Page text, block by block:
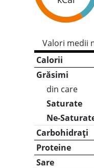
Valori medii
Calorii
Grăsimi
din care
Saturate
Ne-
Carbohidrați
Proteine
Sare